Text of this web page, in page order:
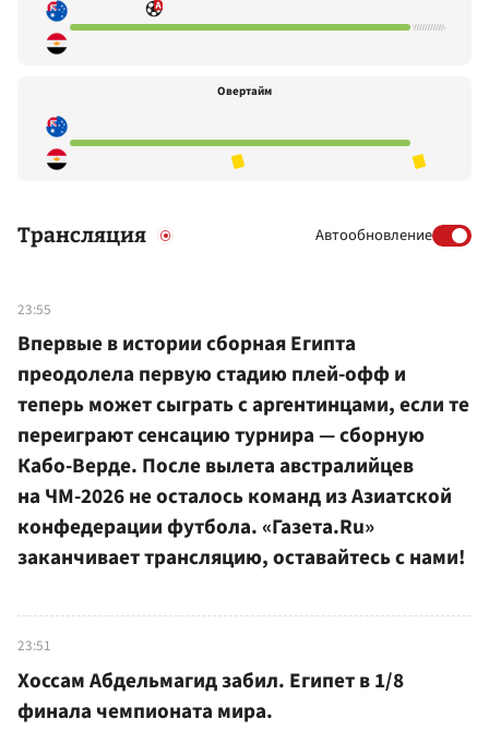
Овертайм
Трансляция Автообновление
23:55
Впервые в истории сборная Египта
преодолела первую стадию плей-офф и
теперь может сыграть с аргентинцами, если те
переиграют сенсацию турнира — сборную
Кабо-Верде. После вылета австралийцев
на ЧМ-2026 не осталось команд из Азиатской
конфедерации футбола. «Газета.Ru»
заканчивает трансляцию, оставайтесь с нами!
23:51
Хоссам Абдельмагид забил. Египет в 1/8
финала чемпионата мира.